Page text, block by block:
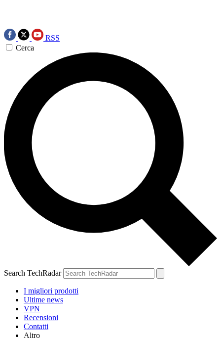
RSS
Cerca
Search TechRadar
I migliori prodotti
Ultime news
VPN
Recensioni
Contatti
Altro